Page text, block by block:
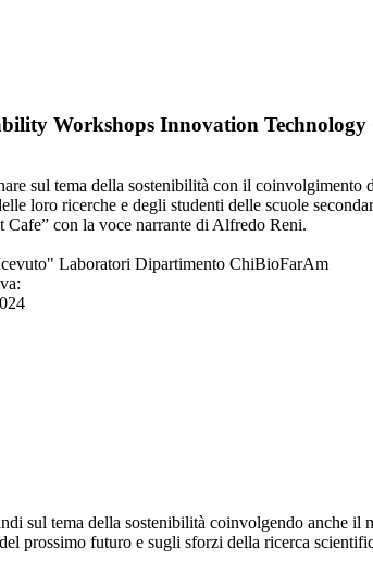
Workshops Innovation
sul tema della sostenibilità con il
loro ricerche e degli studenti delle scuole
con la voce narrante di Alfredo Reni.
Laboratori Dipartimento ChiBioFarAm
sul tema della sostenibilità coinvolgendo anche
prossimo futuro e sugli sforzi della ricerca